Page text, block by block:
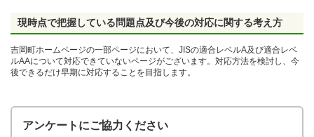
現時点で把握している問題点及び今後の対応に関する考え方
吉岡町ホームページの一部ページにおいて、JISの適合レベルA及び適合レベ
ルAAについて対応できていないページがございます。対応方法を検討し、今
後できるだけ早期に対応することを目指します。
アンケートにご協力ください